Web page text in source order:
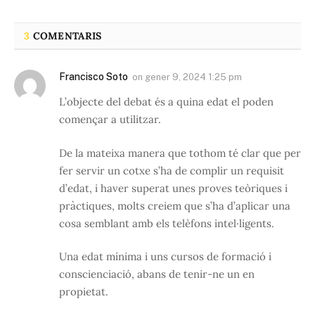
3 COMENTARIS
Francisco Soto on gener 9, 2024 1:25 pm
L’objecte del debat és a quina edat el poden
començar a utilitzar.
De la mateixa manera que tothom té clar que per
fer servir un cotxe s’ha de complir un requisit
d’edat, i haver superat unes proves teòriques i
pràctiques, molts creiem que s’ha d’aplicar una
cosa semblant amb els telèfons intel·ligents.
Una edat mínima i uns cursos de formació i
conscienciació, abans de tenir-ne un en
propietat.